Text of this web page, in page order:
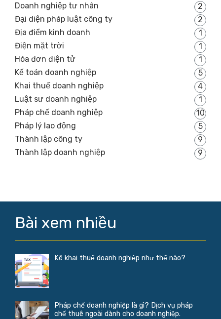
Doanh nghiệp tư nhân
2
Đại diện pháp luật công ty
2
Địa điểm kinh doanh
1
Điện mặt trời
1
Hóa đơn điện tử
1
Kế toán doanh nghiệp
5
Khai thuế doanh nghiệp
4
Luật sư doanh nghiệp
1
Pháp chế doanh nghiệp
10
Pháp lý lao động
5
Thành lập công ty
9
Thành lập doanh nghiệp
9
Bài xem nhiều
Kê khai thuế doanh nghiệp như thế nào?
Pháp chế doanh nghiệp là gì? Dịch vụ pháp
chế thuê ngoài dành cho doanh nghiệp.